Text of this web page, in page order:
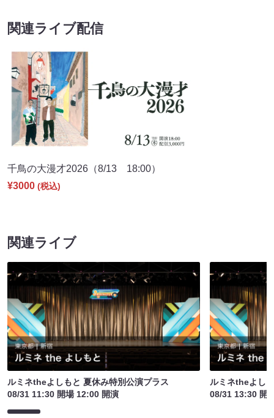
関連ライブ配信
千鳥の大漫才2026（8/13 18:00）
¥3000 (税込)
関連ライブ
ルミネtheよしもと 夏休み特別公演プラス
08/31 11:30 開場 12:00 開演
ルミネtheよし
08/31 13:30 開